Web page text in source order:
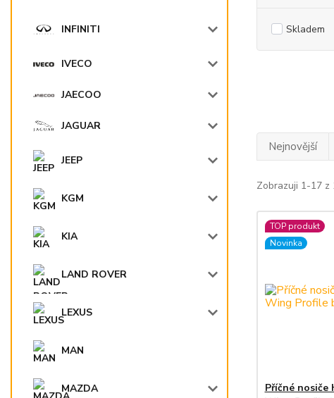
INFINITI
IVECO
JAECOO
JAGUAR
JEEP
KGM
KIA
LAND ROVER
LEXUS
MAN
MAZDA
Skladem
Nejnovější
Zobrazuji 1-17 z
TOP produkt
Novinka
Příčné nosiče